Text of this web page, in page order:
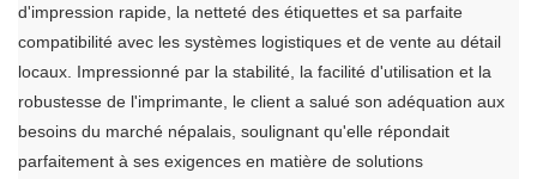
d'impression rapide, la netteté des étiquettes et sa parfaite
compatibilité avec les systèmes logistiques et de vente au détail
locaux. Impressionné par la stabilité, la facilité d'utilisation et la
robustesse de l'imprimante, le client a salué son adéquation aux
besoins du marché népalais, soulignant qu'elle répondait
parfaitement à ses exigences en matière de solutions